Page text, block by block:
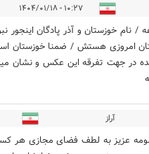
۱۰:۲۷ - ۱۴۰۴/۰۱/۱۸
/ نام خوزستان و آذر پادگان اینجور
امروزی هستش / ضمنا خوزستان
در جهت تفرقه این عکس و نشان
آراز
عزیز به لطف فضای مجازی هر